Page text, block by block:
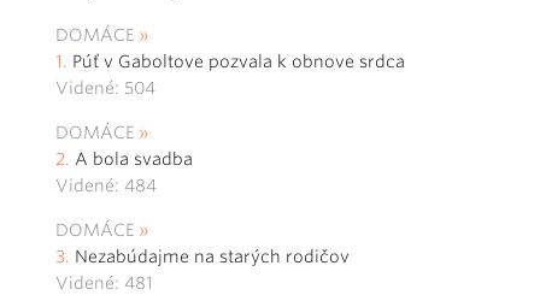
DOMÁCE
Púť v Gaboltove pozvala k obnove srdca
Videné: 504
DOMÁCE
A bola svadba
Videné: 484
DOMÁCE
Nezabúdajme na starých rodičov
Videné: 481